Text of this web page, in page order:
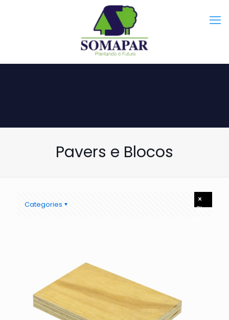
Pavers e Blocos
Categories
Show